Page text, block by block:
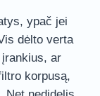
ypač jei
dėlto verta
ar
korpusą,